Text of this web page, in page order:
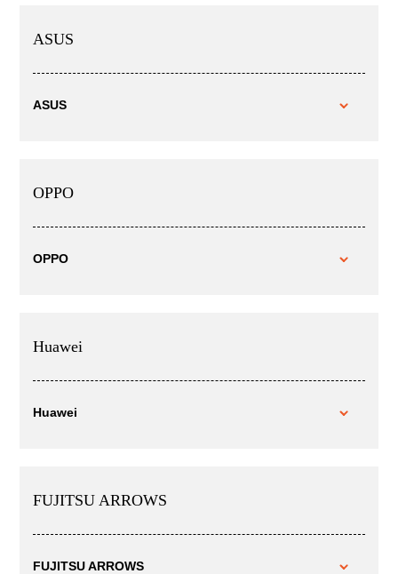
ASUS
ASUS
OPPO
OPPO
Huawei
Huawei
FUJITSU ARROWS
FUJITSU ARROWS